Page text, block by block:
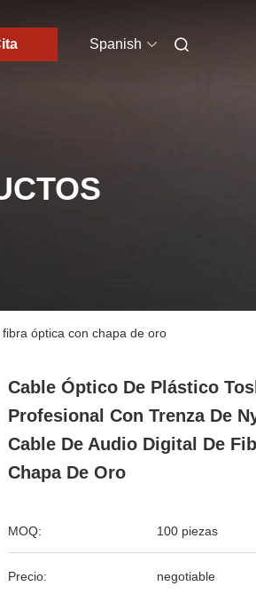
Spanish
óptica con chapa de oro
Cable Óptico De Plástico
Profesional Con Trenza De
Cable De Audio Digital De
Chapa De Oro
MOQ: 100 piezas
Precio: negotiable